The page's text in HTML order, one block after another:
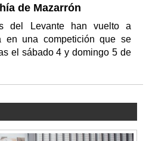
de Mazarrón
del Levante han vuelto a
en una competición que se
el sábado 4 y domingo 5 de